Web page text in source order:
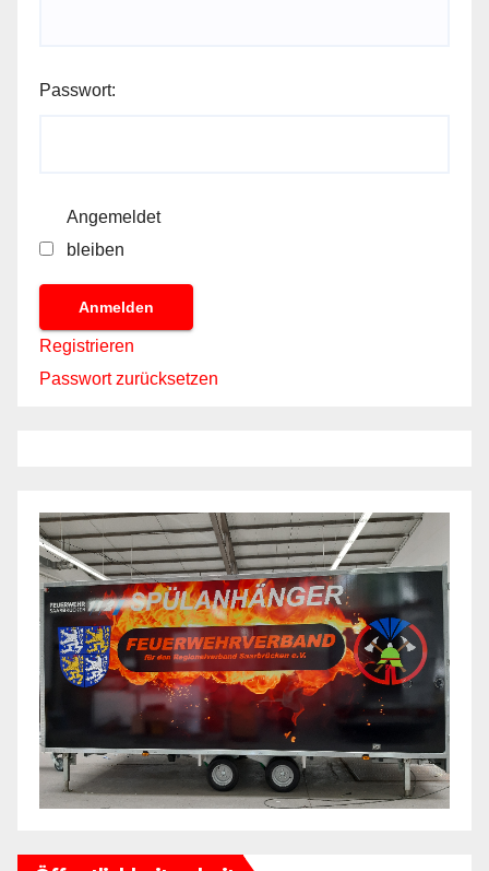
Passwort:
Angemeldet
bleiben
Anmelden
Registrieren
Passwort zurücksetzen